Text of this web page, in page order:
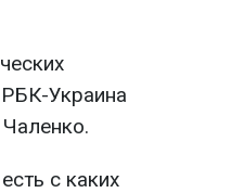
Украина
с каких